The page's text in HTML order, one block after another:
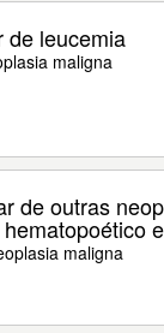
de leucemia
maligna
de outras
maligna